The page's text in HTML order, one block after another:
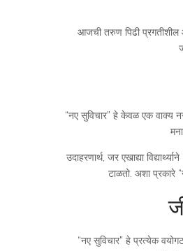
आजची तरुण पिढी प्रगतीशील
“नए सुविचार” हे केवळ एक वाक्य
उदाहरणार्थ, जर एखाद्या
टाळतो. अशा प्रकारे
“नए सुविचार” हे प्रत्येक